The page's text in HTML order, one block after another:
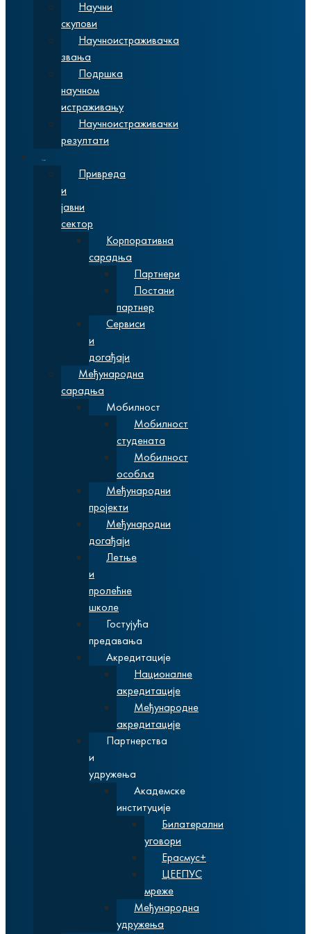
Научни
скупови
Научноистраживачка
звања
Подршка
научном
истраживању
Научноистраживачки
резултати
Привреда
и
јавни
сектор
Корпоративна
сарадња
Партнери
Постани
партнер
Сервиси
и
догађаји
Међународна
сарадња
Мобилност
Мобилност
студената
Мобилност
особља
Међународни
пројекти
Међународни
догађаји
Летње
и
пролећне
школе
Гостујућа
предавања
Акредитације
Националне
акредитације
Међународне
акредитације
Партнерства
и
удружења
Академске
институције
Билатерални
уговори
Ерасмус+
ЦЕЕПУС
мреже
Међународна
удружења